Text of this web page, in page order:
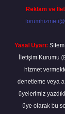
Reklam ve
Yasal Uyarı:
İletişim Kurumu
hizmet
denetleme veya
üyelerimiz
üye olarak bu